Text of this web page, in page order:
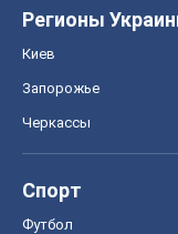
Регионы
Киев
Запорожье
Черкассы
Спорт
Футбол